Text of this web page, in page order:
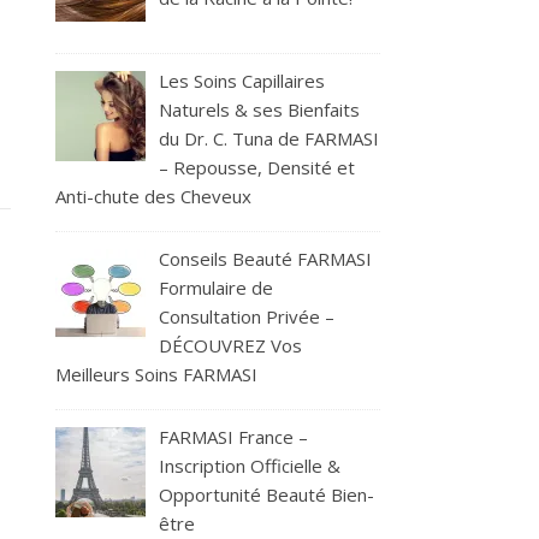
Les Soins Capillaires
Naturels & ses Bienfaits
du Dr. C. Tuna de FARMASI
– Repousse, Densité et
Anti-chute des Cheveux
Conseils Beauté FARMASI
Formulaire de
Consultation Privée –
DÉCOUVREZ Vos
Meilleurs Soins FARMASI
FARMASI France –
Inscription Officielle &
Opportunité Beauté Bien-
être